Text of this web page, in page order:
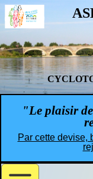
"Le plaisir
Par cette devise,